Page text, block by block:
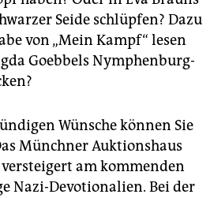
Seide schlüpfen? Dazu
von „Mein Kampf“ lesen
Goebbels Nymphenburg-
Wünsche können Sie
Münchner Auktionshaus
am kommenden
Nazi-Devotionalien. Bei der